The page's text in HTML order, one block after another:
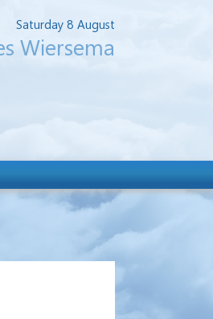
Saturday 8 August
Wiersema